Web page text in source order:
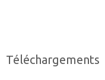
Téléchargements